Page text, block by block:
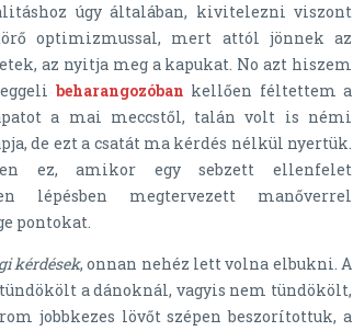
úgy általában, kivitelezni viszont
optimizmussal, mert attól jönnek az
az nyitja meg a kapukat. No azt hiszem
beharangozóban kellően féltettem a
a mai meccstől, talán volt is némi
de ezt a csatát ma kérdés nélkül nyertük.
ez, amikor egy sebzett ellenfelet
lépésben megtervezett manőverrel
pontokat.
kérdések, onnan nehéz lett volna elbukni. A
a dánoknál, vagyis nem tündökölt,
jobbkezes lövőt szépen beszorítottuk, a